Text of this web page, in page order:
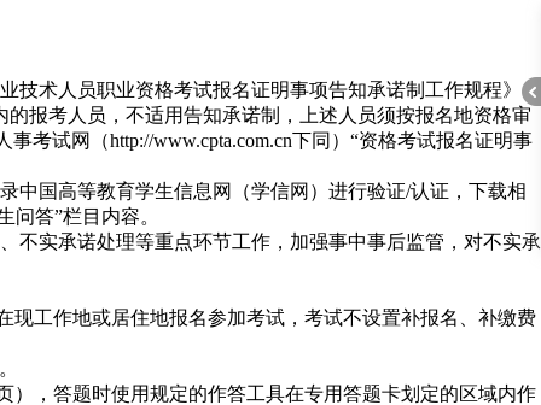
术人员职业资格考试报名证明事项告知承诺制工作规程》
报考人员，不适用告知承诺制，上述人员须按报名地资格审
考试网（http://www.cpta.com.cn下同）“资格考试报名证明事
国高等教育学生信息网（学信网）进行验证/认证，下载相
答”栏目内容。
实承诺处理等重点环节工作，加强事中事后监管，对不实承
工作地或居住地报名参加考试，考试不设置补报名、补缴费
，答题时使用规定的作答工具在专用答题卡划定的区域内作